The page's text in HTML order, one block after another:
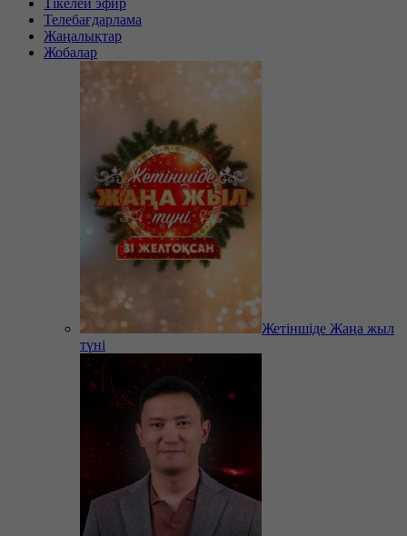
Тікелей эфир
Телебағдарлама
Жаңалықтар
Жобалар
Жетіншіде Жаңа жыл
түні